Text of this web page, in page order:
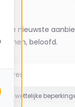
de nieuwste
beloofd.
de wettelijke